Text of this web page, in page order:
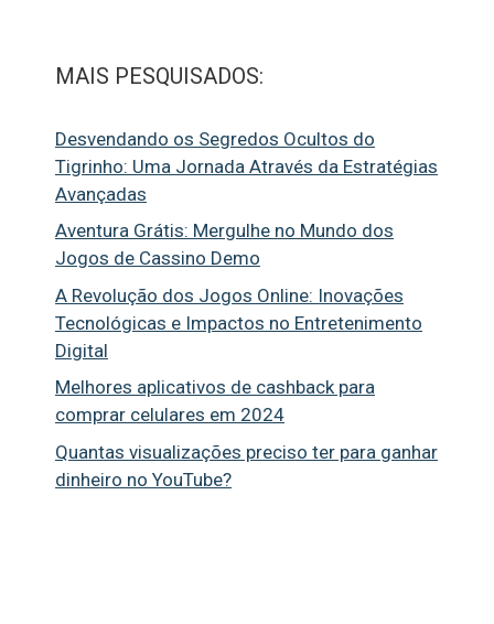
MAIS PESQUISADOS:
Desvendando os Segredos Ocultos do
Tigrinho: Uma Jornada Através da Estratégias
Avançadas
Aventura Grátis: Mergulhe no Mundo dos
Jogos de Cassino Demo
A Revolução dos Jogos Online: Inovações
Tecnológicas e Impactos no Entretenimento
Digital
Melhores aplicativos de cashback para
comprar celulares em 2024
Quantas visualizações preciso ter para ganhar
dinheiro no YouTube?